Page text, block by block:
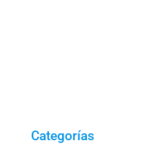
Categorías